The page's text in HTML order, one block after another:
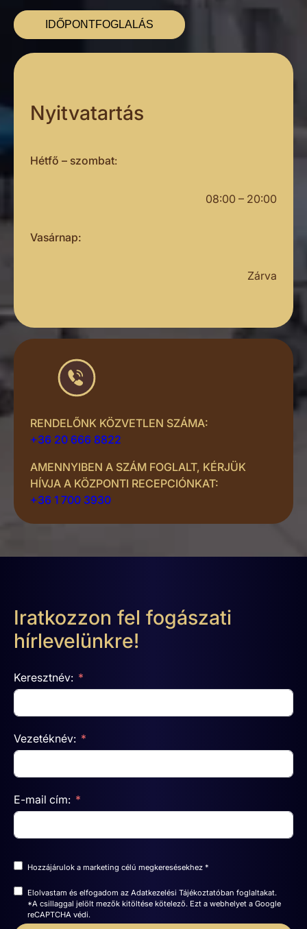
IDŐPONTFOGLALÁS
Nyitvatartás
Hétfő – szombat:
08:00 – 20:00
Vasárnap:
Zárva
RENDELŐNK KÖZVETLEN SZÁMA:
+36 20 666 8822
AMENNYIBEN A SZÁM FOGLALT, KÉRJÜK
HÍVJA A KÖZPONTI RECEPCIÓNKAT:
+36 1 700 3930
Iratkozzon fel fogászati
hírlevelünkre!
Keresztnév:
Vezetéknév:
E-mail cím:
Hozzájárulok a marketing célú megkeresésekhez *
Elolvastam és elfogadom az Adatkezelési Tájékoztatóban foglaltakat.
*A csillaggal jelölt mezők kitöltése kötelező. Ezt a webhelyet a Google
reCAPTCHA védi.